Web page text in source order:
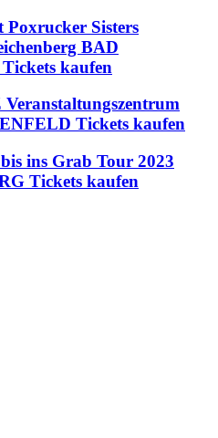
Sisters
BAD
kaufen
Tickets kaufen
ins Grab Tour 2023
Tickets kaufen